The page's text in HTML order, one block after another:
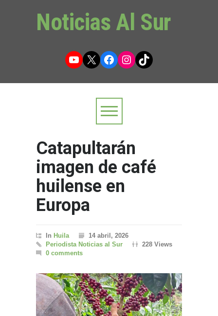
Noticias Al Sur
YouTube
X Facebook
Instagram
TikTok
Catapultarán
imagen de café
huilense en
Europa
In Huila
14 abril, 2026
Periodista Noticias al Sur
228 Views
0 comments